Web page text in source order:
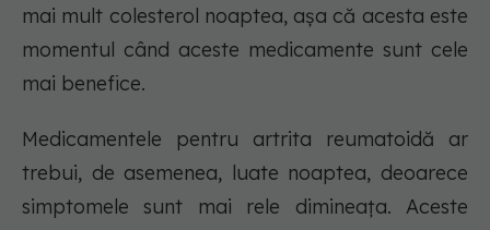
mai mult colesterol noaptea, așa că acesta este
momentul când aceste medicamente sunt cele
mai benefice.
Medicamentele pentru artrita reumatoidă ar
trebui, de asemenea, luate noaptea, deoarece
simptomele sunt mai rele dimineața. Aceste